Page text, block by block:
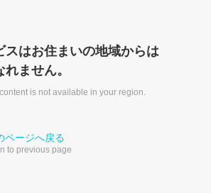
スはお住まいの地域からは
ません。
is not available in your region.
ページへ戻る
to previous page